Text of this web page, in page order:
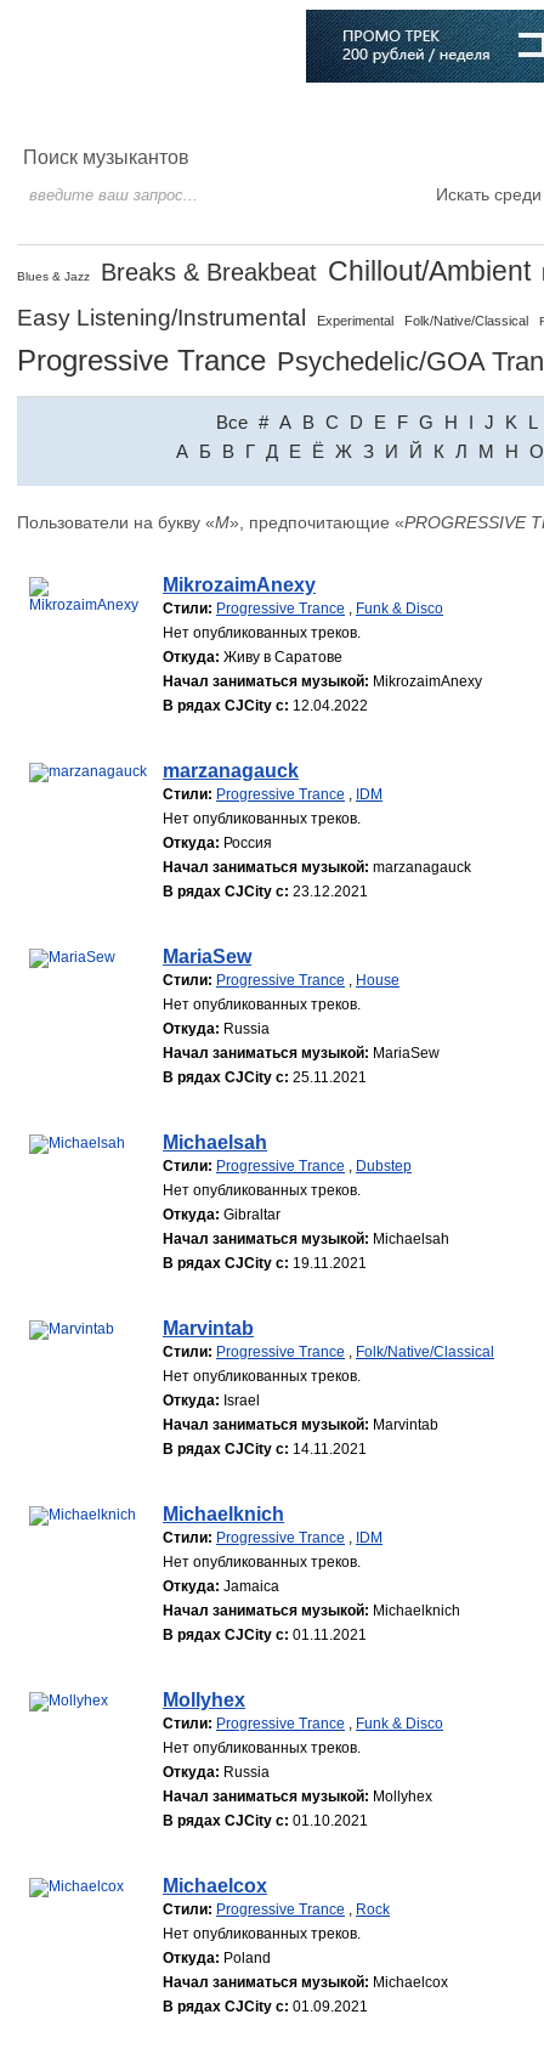
Поиск музыкантов
Искать
Blues & Jazz Breaks & Breakbeat Chillout/Ambient
Easy Listening/Instrumental Experimental Folk/Native/Classical
Progressive Trance Psychedelic/GOA
Все # A B C D E F G H I J K
L
A Б В Г Д Е Ё Ж З И Й К Л М Н О
Пользователи на букву «M», предпочитающие «PROGRESSIVE
MikrozaimAnexy
Стили: Progressive Trance , Funk & Disco
Нет опубликованных треков.
Откуда: Живу в Саратове
Начал заниматься музыкой: MikrozaimAnexy
В рядах CJCity с: 12.04.2022
marzanagauck
Стили: Progressive Trance , IDM
Нет опубликованных треков.
Откуда: Россия
Начал заниматься музыкой: marzanagauck
В рядах CJCity с: 23.12.2021
MariaSew
Стили: Progressive Trance , House
Нет опубликованных треков.
Откуда: Russia
Начал заниматься музыкой: MariaSew
В рядах CJCity с: 25.11.2021
Michaelsah
Стили: Progressive Trance , Dubstep
Нет опубликованных треков.
Откуда: Gibraltar
Начал заниматься музыкой: Michaelsah
В рядах CJCity с: 19.11.2021
Marvintab
Стили: Progressive Trance , Folk/Native/Classical
Нет опубликованных треков.
Откуда: Israel
Начал заниматься музыкой: Marvintab
В рядах CJCity с: 14.11.2021
Michaelknich
Стили: Progressive Trance , IDM
Нет опубликованных треков.
Откуда: Jamaica
Начал заниматься музыкой: Michaelknich
В рядах CJCity с: 01.11.2021
Mollyhex
Стили: Progressive Trance , Funk & Disco
Нет опубликованных треков.
Откуда: Russia
Начал заниматься музыкой: Mollyhex
В рядах CJCity с: 01.10.2021
Michaelcox
Стили: Progressive Trance , Rock
Нет опубликованных треков.
Откуда: Poland
Начал заниматься музыкой: Michaelcox
В рядах CJCity с: 01.09.2021